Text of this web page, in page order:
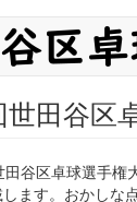
世田谷区
谷区卓球選手権
ます。おかしな